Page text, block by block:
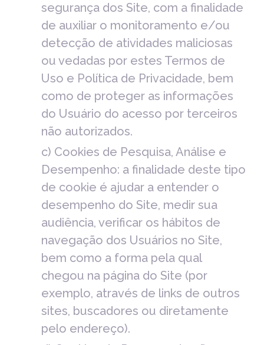
segurança dos Site, com a finalidade
de auxiliar o monitoramento e/ou
detecção de atividades maliciosas
ou vedadas por estes Termos de
Uso e Política de Privacidade, bem
como de proteger as informações
do Usuário do acesso por terceiros
não autorizados.
c) Cookies de Pesquisa, Análise e
Desempenho: a finalidade deste tipo
de cookie é ajudar a entender o
desempenho do Site, medir sua
audiência, verificar os hábitos de
navegação dos Usuários no Site,
bem como a forma pela qual
chegou na página do Site (por
exemplo, através de links de outros
sites, buscadores ou diretamente
pelo endereço).